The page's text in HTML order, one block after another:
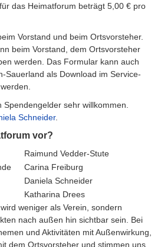
das Heimatforum beträgt 5,00 € pro
Vorstand und beim Ortsvorsteher.
beim Vorstand, dem Ortsvorsteher
werden. Das Formular kann auch
Sauerland als Download im Service-
sehr willkommen.
Schneider.
vor?
Raimund Vedder-Stute
Carina Freiburg
Daniela Schneider
Katharina Drees
weniger als Verein, sondern
nach außen hin sichtbar sein. Bei
und Aktivitäten mit Außenwirkung,
dem Ortsvorsteher und stimmen uns